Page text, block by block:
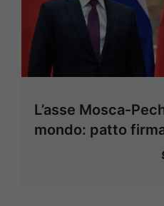
L’asse Mosca-
mondo: patto